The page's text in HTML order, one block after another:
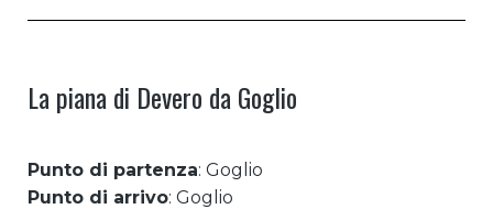
La piana di Devero da Goglio
Punto di partenza: Goglio
Punto di arrivo: Goglio